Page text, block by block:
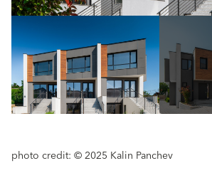
photo credit: © 2025 Kalin Panchev